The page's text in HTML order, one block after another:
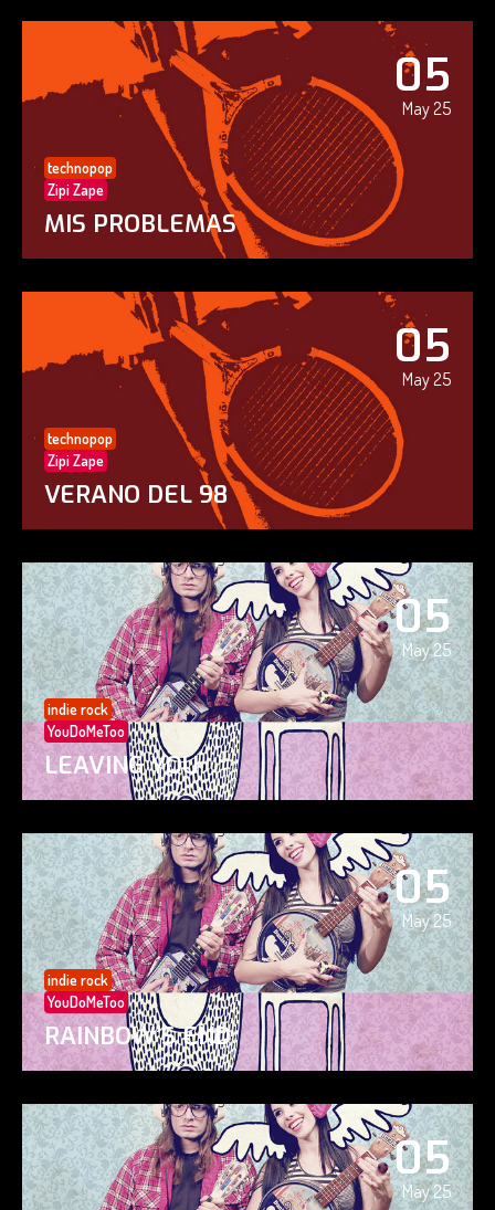
05
May 25
technopop
Zipi Zape
MIS PROBLEMAS
05
May 25
technopop
Zipi Zape
VERANO DEL 98
05
May 25
indie rock
YouDoMeToo
LEAVING YOU
05
May 25
indie rock
YouDoMeToo
RAINBOW’S END
05
May 25